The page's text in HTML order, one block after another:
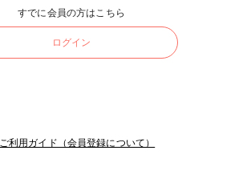
すでに会員の方はこちら
ログイン
ご利用ガイド（会員登録について）